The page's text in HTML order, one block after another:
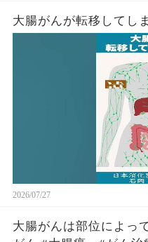
大腸がんが転移してし
2026/07/27
大腸がんは部位によっ